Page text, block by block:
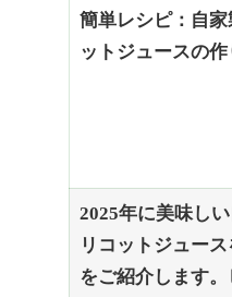
簡単レシピ：自家
ットジュースの作
2025年に美味し
リコットジュー
をご紹介します